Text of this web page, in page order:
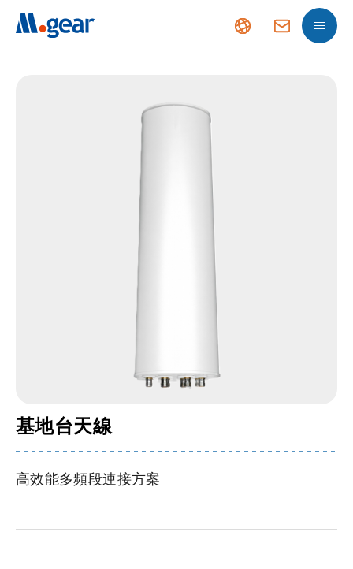
基地台天線
高效能多頻段連接方案